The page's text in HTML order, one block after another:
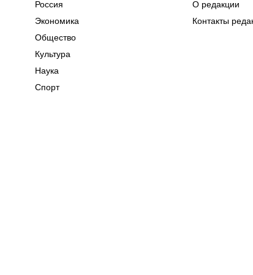
Россия
Экономика
Общество
Культура
Наука
Спорт
О редакции
Контакты